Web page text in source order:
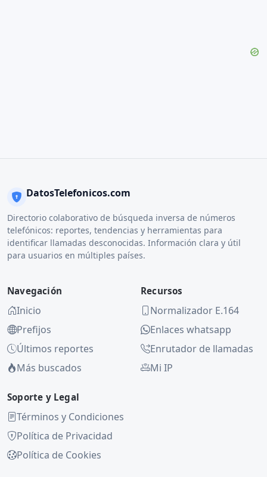
DatosTelefonicos.com
Directorio colaborativo de búsqueda inversa de números
telefónicos: reportes, tendencias y herramientas para
identificar llamadas desconocidas. Información clara y útil
para usuarios en múltiples países.
Navegación
Inicio
Prefijos
Últimos reportes
Más buscados
Recursos
Normalizador E.164
Enlaces whatsapp
Enrutador de llamadas
Mi IP
Soporte y Legal
Términos y Condiciones
Política de Privacidad
Política de Cookies